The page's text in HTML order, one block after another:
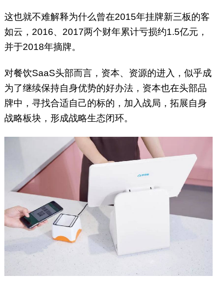
这也就不难解释为什么曾在2015年挂牌新三板的客
如云，2016、2017两个财年累计亏损约1.5亿元，
并于2018年摘牌。
对餐饮SaaS头部而言，资本、资源的进入，似乎成
为了继续保持自身优势的好办法，资本也在头部品
牌中，寻找合适自己的标的，加入战局，拓展自身
战略板块，形成战略生态闭环。